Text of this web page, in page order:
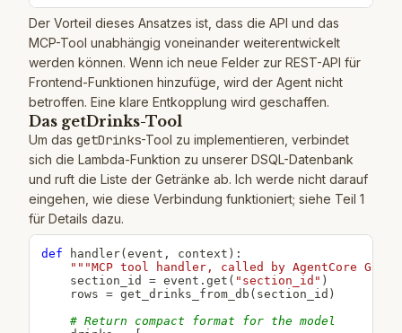
Der Vorteil dieses Ansatzes ist, dass die API und das
MCP-Tool unabhängig voneinander weiterentwickelt
werden können. Wenn ich neue Felder zur REST-API für
Frontend-Funktionen hinzufüge, wird der Agent nicht
betroffen. Eine klare Entkopplung wird geschaffen.
Das getDrinks-Tool
Um das getDrinks-Tool zu implementieren, verbindet
sich die Lambda-Funktion zu unserer DSQL-Datenbank
und ruft die Liste der Getränke ab. Ich werde nicht darauf
eingehen, wie diese Verbindung funktioniert; siehe Teil 1
für Details dazu.
def handler(event , context ) :
"""MCP tool handler, called by AgentCore
    section_id
= event . get ( "section_id" )
    rows
= get_drinks_from_db ( section_id )
# Return compact format for the model